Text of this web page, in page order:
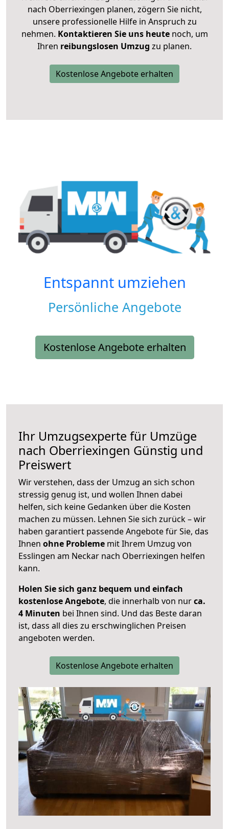
nach Oberriexingen planen, zögern Sie nicht,
unsere professionelle Hilfe in Anspruch zu
nehmen. Kontaktieren Sie uns heutenoch, um
Ihren reibungslosen Umzug zu planen.
Kostenlose Angebote erhalten
Entspannt umziehen
Persönliche Angebote
Kostenlose Angebote erhalten
Ihr Umzugsexperte für Umzüge
nach Oberriexingen Günstig und
Preiswert
Wir verstehen, dass der Umzug an sich schon
stressig genug ist, und wollen Ihnen dabei
helfen, sich keine Gedanken über die Kosten
machen zu müssen. Lehnen Sie sich zurück – wir
haben garantiert passende Angebote für Sie, das
Ihnen ohne Probleme mit Ihrem Umzug von
Esslingen am Neckar nach Oberriexingen helfen
kann.
Holen Sie sich ganz bequem und einfach
kostenlose Angebote, die innerhalb von nurca.
4 Minuten bei Ihnen sind. Und das Beste daran
ist, dass all dies zu erschwinglichen Preisen
angeboten werden.
Kostenlose Angebote erhalten